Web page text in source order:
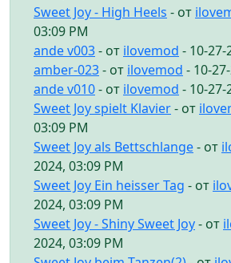
Sweet Joy - High Heels - от
03:09 PM
ande v003- от ilovemod - 10-27-
amber-023- от ilovemod - 10-
ande v010- от ilovemod - 10-27-
Sweet Joy spielt Klavier- от
03:09 PM
Sweet Joy als Bettschlange- от
2024, 03:09 PM
Sweet Joy Ein heisser Tag - от
2024, 03:09 PM
Sweet Joy - Shiny Sweet Joy- от
2024, 03:09 PM